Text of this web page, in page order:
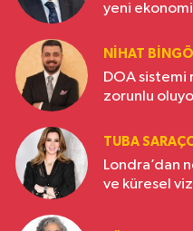
yeni
NIHAT
DOA
zorunlu
TUBA
Londra’dan
ve küresel